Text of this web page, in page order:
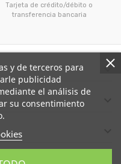
Tarjeta de crédito/débito o
transferencia bancaria

y de terceros para
publicidad
el análisis de
su consentimiento